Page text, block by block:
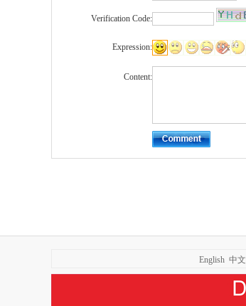
Verification Code:
Expression:
Content:
English 中文